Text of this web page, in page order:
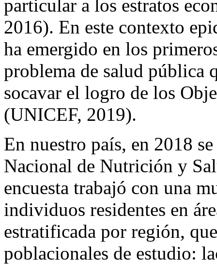
particular a los estratos
2016). En este contexto
ha emergido en los
problema de salud pública
socavar el logro de los
(UNICEF, 2019).
En nuestro país, en 2018
Nacional de Nutrición y
encuesta trabajó con una
individuos residentes en
estratificada por región,
poblacionales de estudio: